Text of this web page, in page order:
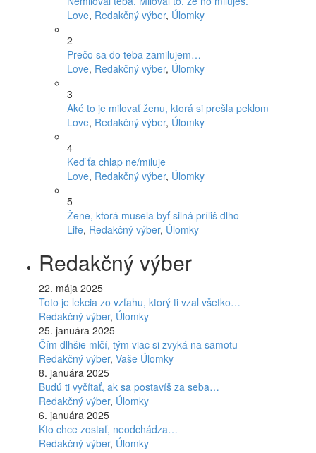
Love, Redakčný výber, Úlomky
2
Prečo sa do teba zamilujem…
Love, Redakčný výber, Úlomky
3
Aké to je milovať ženu, ktorá si prešla peklom
Love, Redakčný výber, Úlomky
4
Keď ťa chlap ne/miluje
Love, Redakčný výber, Úlomky
5
Žene, ktorá musela byť silná príliš dlho
Life, Redakčný výber, Úlomky
Redakčný výber
22. mája 2025
Toto je lekcia zo vzťahu, ktorý ti vzal všetko…
Redakčný výber, Úlomky
25. januára 2025
Čím dlhšie mlčí, tým viac si zvyká na samotu
Redakčný výber, Vaše Úlomky
8. januára 2025
Budú ti vyčítať, ak sa postavíš za seba…
Redakčný výber, Úlomky
6. januára 2025
Kto chce zostať, neodchádza…
Redakčný výber, Úlomky